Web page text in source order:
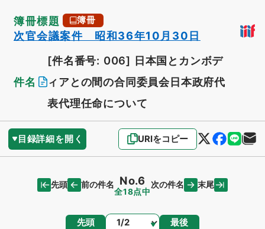
簿冊標題 簿冊
次官会議案件 昭和36年10月30日
件名
[件名番号: 006] 日本国とカンボデ
ィアとの間の合同委員会日本政府代
表代理任命について
目録詳細を開く URIをコピー
先頭 前の件名 No.6
全18点中
次の件名 末尾
先頭 ページ 最後